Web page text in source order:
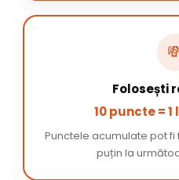
Folosești
10 puncte =
Punctele acumulate pot
puțin la